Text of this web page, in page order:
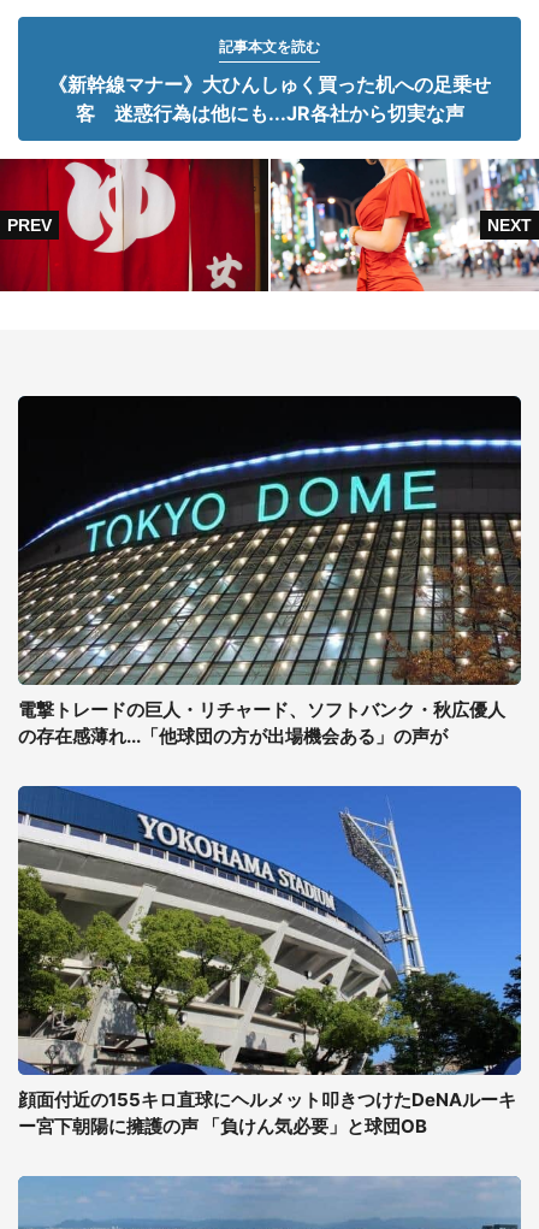
記事本文を読む
《新幹線マナー》大ひんしゅく買った机への足乗せ
客 迷惑行為は他にも...JR各社から切実な声
電撃トレードの巨人・リチャード、ソフトバンク・秋広優人
の存在感薄れ...「他球団の方が出場機会ある」の声が
顔面付近の155キロ直球にヘルメット叩きつけたDeNAルーキ
ー宮下朝陽に擁護の声 「負けん気必要」と球団OB